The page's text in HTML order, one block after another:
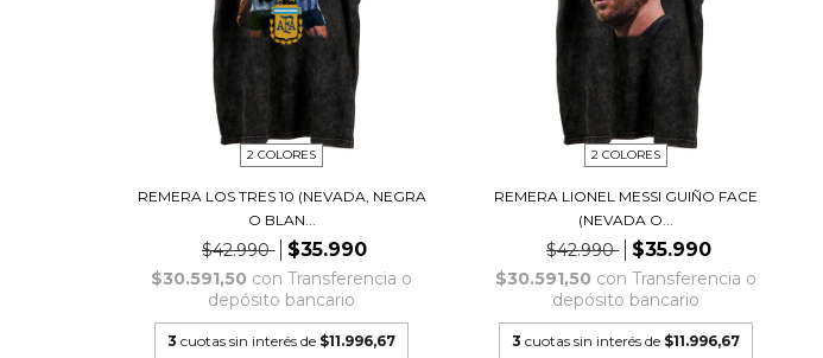
2 COLORES
REMERA LOS TRES 10 (NEVADA, NEGRA
O BLAN...
$42.990 $35.990
$30.591,50 con Transferencia o
depósito bancario
3 cuotas sin interés de $11.996,67
2 COLORES
REMERA LIONEL MESSI GUIÑO FACE
(NEVADA O...
$42.990 $35.990
$30.591,50 con Transferencia o
depósito bancario
3 cuotas sin interés de $11.996,67